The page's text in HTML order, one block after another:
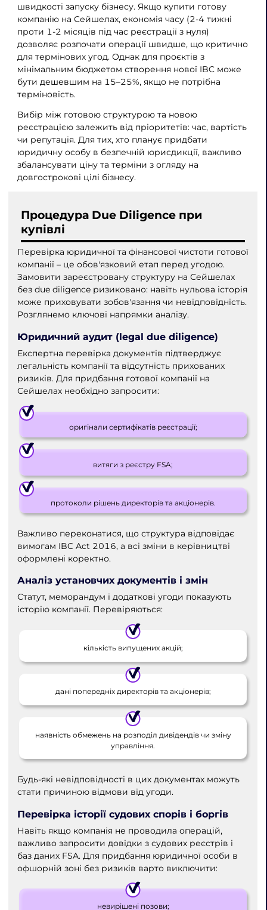
швидкості запуску бізнесу. Якщо купити готову
компанію на Сейшелах, економія часу (2-4 тижні
проти 1-2 місяців під час реєстрації з нуля)
дозволяє розпочати операції швидше, що критично
для термінових угод. Однак для проєктів з
мінімальним бюджетом створення нової IBC може
бути дешевшим на 15–25%, якщо не потрібна
терміновість.
Вибір між готовою структурою та новою
реєстрацією залежить від пріоритетів: час, вартість
чи репутація. Для тих, хто планує придбати
юридичну особу в безпечній юрисдикції, важливо
збалансувати ціну та терміни з огляду на
довгострокові цілі бізнесу.
Процедура Due Diligence при
купівлі
Перевірка юридичної та фінансової чистоти готової
компанії – це обов'язковий етап перед угодою.
Замовити зареєстровану структуру на Сейшелах
без due diligence ризиковано: навіть нульова історія
може приховувати зобов'язання чи невідповідність.
Розглянемо ключові напрямки аналізу.
Юридичний аудит (legal due diligence)
Експертна перевірка документів підтверджує
легальність компанії та відсутність прихованих
ризиків. Для придбання готової компанії на
Сейшелах необхідно запросити:
оригінали сертифікатів реєстрації;
витяги з реєстру FSA;
протоколи рішень директорів та акціонерів.
Важливо переконатися, що структура відповідає
вимогам IBC Act 2016, а всі зміни в керівництві
оформлені коректно.
Аналіз установчих документів і змін
Статут, меморандум і додаткові угоди показують
історію компанії. Перевіряються:
кількість випущених акцій;
дані попередніх директорів та акціонерів;
наявність обмежень на розподіл дивідендів чи зміну
управління.
Будь-які невідповідності в цих документах можуть
стати причиною відмови від угоди.
Перевірка історії судових спорів і боргів
Навіть якщо компанія не проводила операцій,
важливо запросити довідки з судових реєстрів і
баз даних FSA. Для придбання юридичної особи в
офшорній зоні без ризиків варто виключити:
невирішені позови;